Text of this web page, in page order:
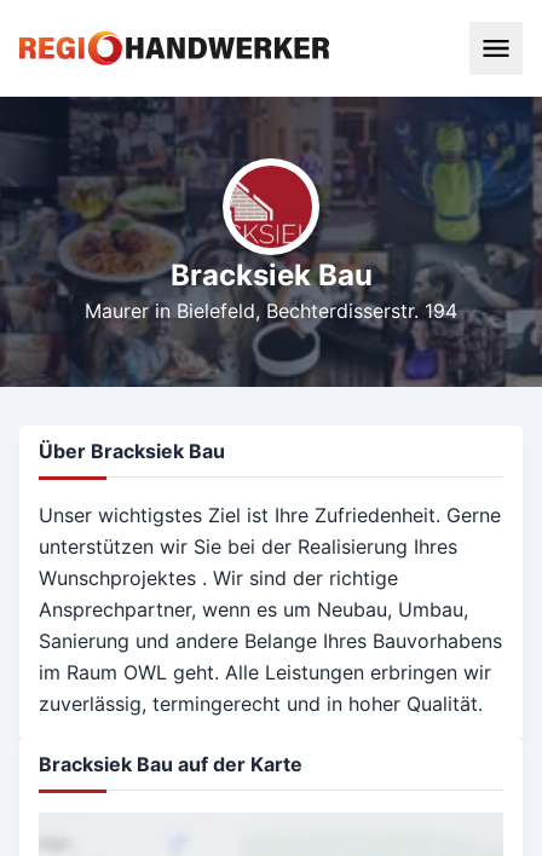
Bracksiek Bau
Maurer in Bielefeld, Bechterdisserstr. 194
Über Bracksiek Bau
Unser wichtigstes Ziel ist Ihre Zufriedenheit. Gerne
unterstützen wir Sie bei der Realisierung Ihres
Wunschprojektes . Wir sind der richtige
Ansprechpartner, wenn es um Neubau, Umbau,
Sanierung und andere Belange Ihres Bauvorhabens
im Raum OWL geht. Alle Leistungen erbringen wir
zuverlässig, termingerecht und in hoher Qualität.
Bracksiek Bau auf der Karte